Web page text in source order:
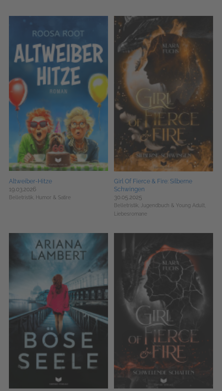
Altweiber-Hitze
19.03.2026
Belletristik, Humor & Satire
Girl Of Fierce & Fire: Silberne
Schwingen
30.05.2025
Belletristik,
Jugendbuch & Young Adult,
Liebesromane